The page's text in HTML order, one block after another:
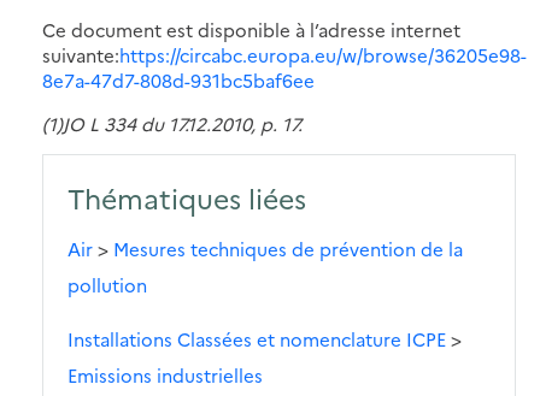
Ce document est disponible à l’adresse internet
suivante:https://circabc.europa.eu/w/browse/36205e98-
8e7a-47d7-808d-931bc5baf6ee
(1)JO L 334 du 17.12.2010, p. 17.
Thématiques liées
Air> Mesures techniques de prévention de la
pollution
Installations Classées et nomenclature ICPE>
Emissions industrielles